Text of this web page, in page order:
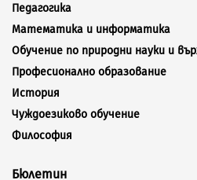
Педагогика
Математика и информатика
Обучение по природни науки и
Професионално образование
История
Чуждоезиково обучение
Философия
Бюлетин